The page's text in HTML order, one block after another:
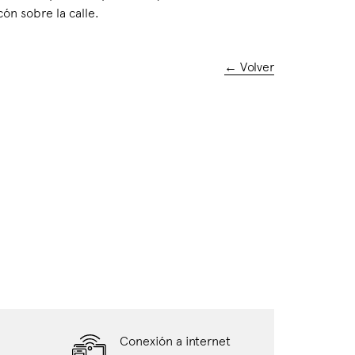
sobre la calle.
← Volver
Conexión a internet